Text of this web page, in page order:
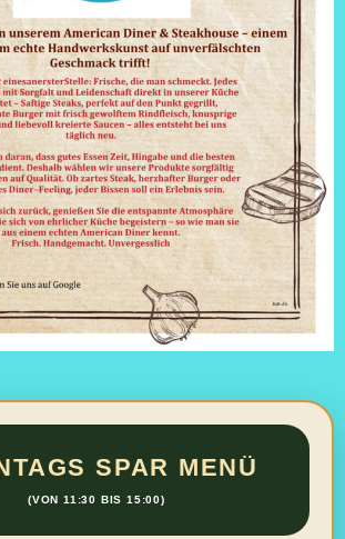
SPAR MENÜ
(VON 11:30 BIS 15:00)